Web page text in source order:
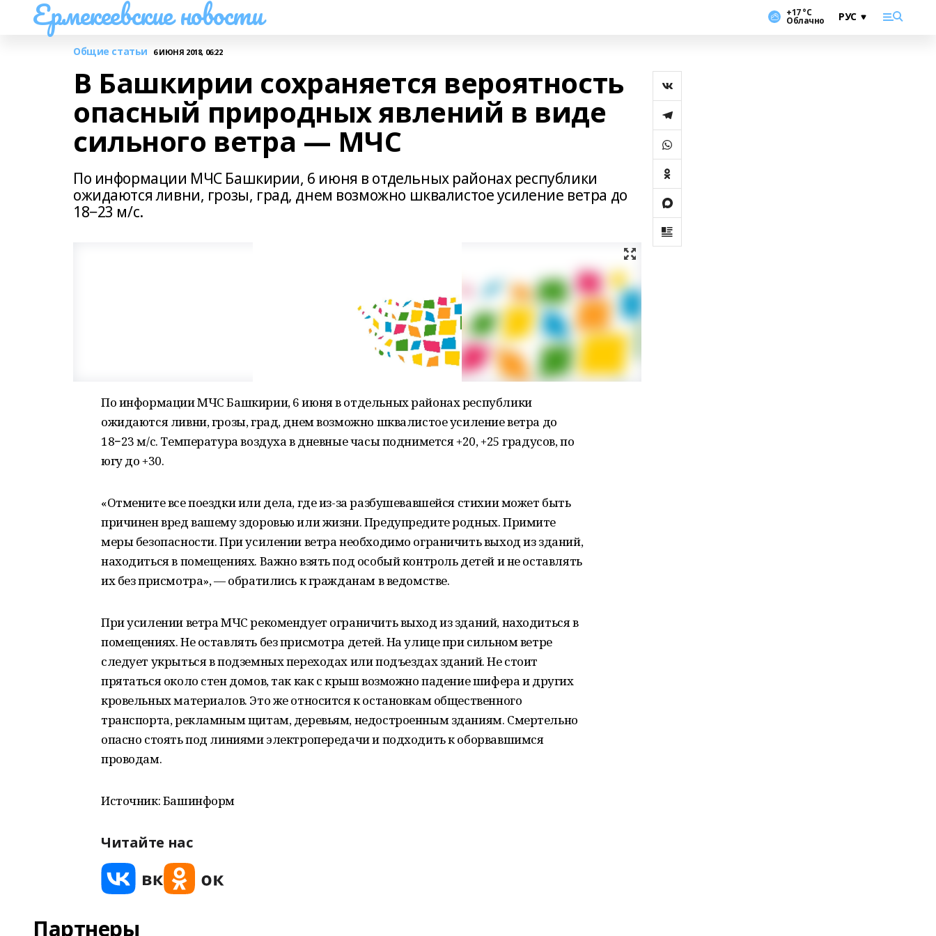
Ермекеевские новости +17 °С
Облачно
Общие статьи 6 ИЮНЯ 2018, 06:22
В Башкирии сохраняется вероятность
опасный природных явлений в виде
сильного ветра — МЧС
По информации МЧС Башкирии, 6 июня в отдельных районах республики
ожидаются ливни, грозы, град, днем возможно шквалистое усиление ветра до
18−23 м/с.
По информации МЧС Башкирии, 6 июня в отдельных районах республики
ожидаются ливни, грозы, град, днем возможно шквалистое усиление ветра до
18−23 м/с. Температура воздуха в дневные часы поднимется +20, +25 градусов, по
югу до +30.
«Отмените все поездки или дела, где из-за разбушевавшейся стихии может быть
причинен вред вашему здоровью или жизни. Предупредите родных. Примите
меры безопасности. При усилении ветра необходимо ограничить выход из зданий,
находиться в помещениях. Важно взять под особый контроль детей и не оставлять
их без присмотра», — обратились к гражданам в ведомстве.
При усилении ветра МЧС рекомендует ограничить выход из зданий, находиться в
помещениях. Не оставлять без присмотра детей. На улице при сильном ветре
следует укрыться в подземных переходах или подъездах зданий. Не стоит
прятаться около стен домов, так как с крыш возможно падение шифера и других
кровельных материалов. Это же относится к остановкам общественного
транспорта, рекламным щитам, деревьям, недостроенным зданиям. Смертельно
опасно стоять под линиями электропередачи и подходить к оборвавшимся
проводам.
Источник: Башинформ
Читайте нас
Партнеры